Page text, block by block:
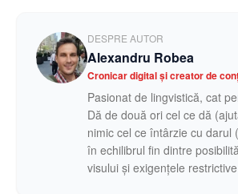
DESPRE AUTOR
Alexandru Robea
Cronicar digital și creator de
Pasionat de lingvistică, cat
Dă de două ori cel ce dă
nimic cel ce întârzie cu darul
în echilibrul fin dintre
visului și exigențele